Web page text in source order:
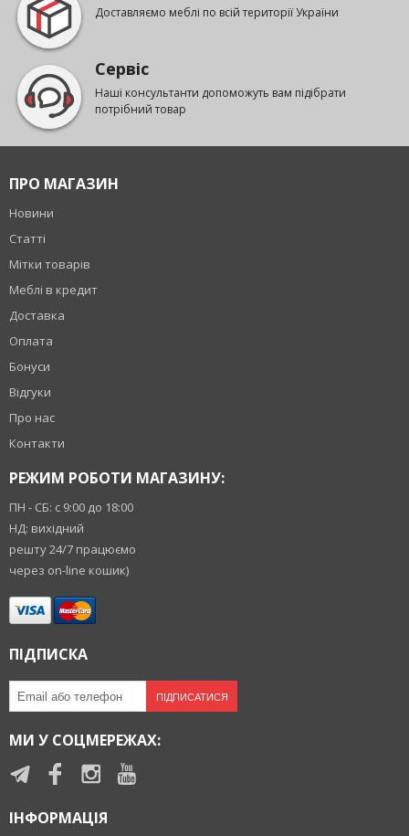
Доставляємо меблі по всій території України
Сервіс
Наші консультанти допоможуть вам підібрати
потрібний товар
ПРО МАГАЗИН
Новини
Статті
Мітки товарів
Меблі в кредит
Доставка
Оплата
Бонуси
Відгуки
Про нас
Контакти
РЕЖИМ РОБОТИ МАГАЗИНУ:
ПН - СБ: с 9:00 до 18:00
НД: вихідний
решту 24/7 працюємо
через on-line кошик)
ПІДПИСКА
ПІДПИСАТИСЯ
МИ У СОЦМЕРЕЖАХ:
ІНФОРМАЦІЯ